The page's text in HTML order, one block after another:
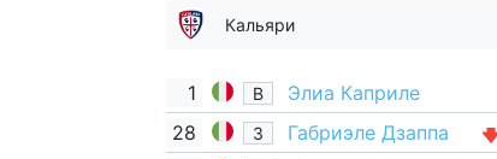
Кальяри
1 В Элиа Каприле
28 З Габриэле Дзаппа